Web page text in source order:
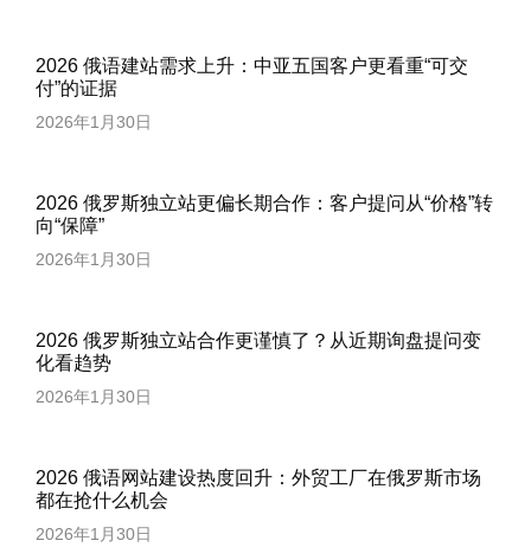
2026 俄语建站需求上升：中亚五国客户更看重“可交
付”的证据
2026年1月30日
2026 俄罗斯独立站更偏长期合作：客户提问从“价格”转
向“保障”
2026年1月30日
2026 俄罗斯独立站合作更谨慎了？从近期询盘提问变
化看趋势
2026年1月30日
2026 俄语网站建设热度回升：外贸工厂在俄罗斯市场
都在抢什么机会
2026年1月30日